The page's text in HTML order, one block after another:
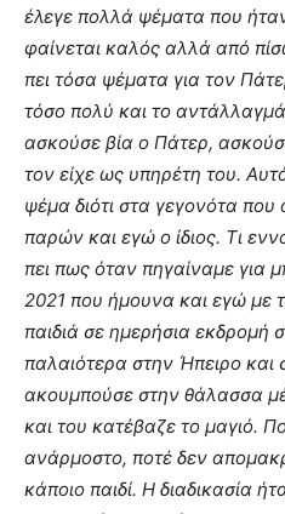
έλεγε πολλά ψέματα που
φαίνεται καλός αλλά από
πει τόσα ψέματα για τον
τόσο πολύ και το
ασκούσε βία ο Πάτερ,
τον είχε ως υπηρέτη του.
ψέμα διότι στα γεγονότα
παρών και εγώ ο ίδιος. Τι
πει πως όταν πηγαίναμε για
2021 που ήμουνα και εγώ με
παιδιά σε ημερήσια εκδρομή
παλαιότερα στην Ήπειρο και
ακουμπούσε στην θάλασσα
και του κατέβαζε το μαγιό.
ανάρμοστο, ποτέ δεν
κάποιο παιδί. Η διαδικασία